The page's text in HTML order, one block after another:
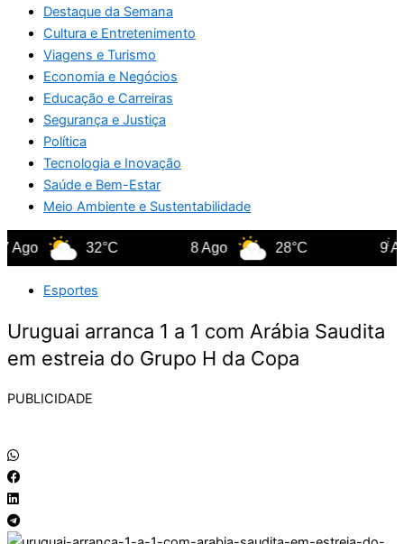
Destaque da Semana
Cultura e Entretenimento
Viagens e Turismo
Economia e Negócios
Educação e Carreiras
Segurança e Justiça
Política
Tecnologia e Inovação
Saúde e Bem-Estar
Meio Ambiente e Sustentabilidade
32°C 8 Ago 28°C 9 Ago
Esportes
Uruguai arranca 1 a 1 com Arábia Saudita
em estreia do Grupo H da Copa
PUBLICIDADE